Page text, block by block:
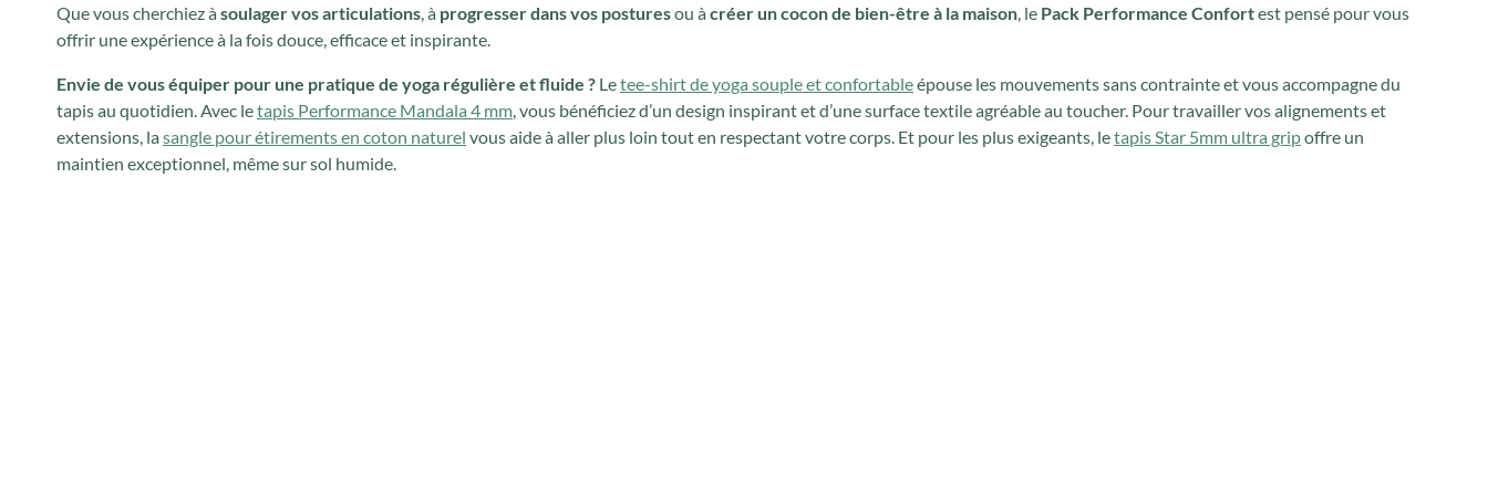
Que vous cherchiez àsoulager vos articulations , à progresser dans vos posturesou àcréer un cocon de bien-être à la maison , le Pack Performance Confortest pensé pour vous
offrir une expérience à la fois douce, efficace et inspirante.
Envie de vous équiper pour une pratique de yoga régulière et fluide ? Letee-shirt de yoga souple et confortableépouse les mouvements sans contrainte et vous accompagne du
tapis au quotidien. Avec letapis Performance Mandala 4 mm , vous bénéficiez d’un design inspirant et d’une surface textile agréable au toucher. Pour travailler vos alignements et
extensions, lasangle pour étirements en coton naturel vous aide à aller plus loin tout en respectant votre corps. Et pour les plus exigeants, letapis Star 5mm ultra gripoffre un
maintien exceptionnel, même sur sol humide.